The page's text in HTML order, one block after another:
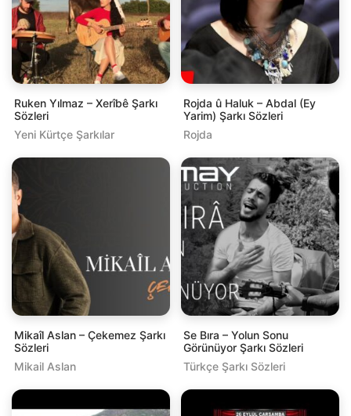
Ruken Yılmaz – Xerîbê Şarkı
Sözleri
Yeni Kürtçe Şarkılar
Rojda û Haluk – Abdal (Ey
Yarim) Şarkı Sözleri
Rojda
Mikaîl Aslan – Çekemez Şarkı
Sözleri
Mikail Aslan
Se Bıra – Yolun Sonu
Görünüyor Şarkı Sözleri
Türkçe Şarkı Sözleri